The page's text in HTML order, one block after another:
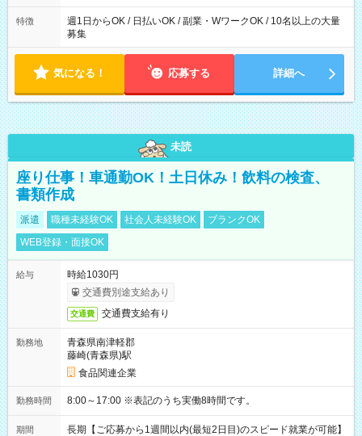
募集は行っておりません。予めご了承くださいませ。
特徴
週1日からOK / 日払いOK / 副業・WワークOK / 10名以上の大量
募集
気になる！ 応募する 詳細へ
未読
座り仕事！車通勤OK！土日休み！飲料の検査、
書類作成
派遣 職種未経験OK 社会人未経験OK
ブランクOK
WEB登録・面接OK
給与
時給1030円
交通費別途支給あり
交通費 交通費支給有り
勤務地
青森県南津軽郡
藤崎(青森県)駅
食品関連企業
勤務時間 8:00～17:00 ※表記のうち実働8時間です。
期間
長期【ご応募から1週間以内(最短2日目)のスピード就業が可能】